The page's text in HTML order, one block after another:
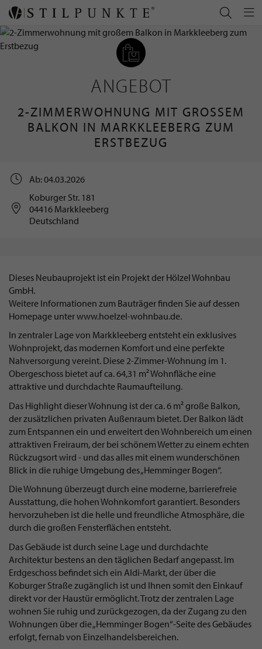
ANGEBOT
2-ZIMMERWOHNUNG MIT GROSSEM B
ALKON IN MARKKLEEBERG ZUM E
RSTBEZUG
Ab: 04.03.2026
Koburger Str. 181
04416 Markkleeberg
Deutschland
Dieses Neubauprojekt ist ein Projekt der Hölzel Wohnbau
GmbH.
Weitere Informationen zum Bauträger finden Sie auf dessen
Homepage unter www.hoelzel-wohnbau.de.
In zentraler Lage von Markkleeberg entsteht ein exklusives
Wohnprojekt, das modernen Komfort und eine perfekte
Nahversorgung vereint. Diese 2-Zimmer-Wohnung im 1.
Obergeschoss bietet auf ca. 64,31 m² Wohnfläche eine
attraktive und durchdachte Raumaufteilung.
Das Highlight dieser Wohnung ist der ca. 6 m² große Balkon,
der zusätzlichen privaten Außenraum bietet. Der Balkon lädt
zum Entspannen ein und erweitert den Wohnbereich um einen
attraktiven Freiraum, der bei schönem Wetter zu einem echten
Rückzugsort wird - und das alles mit einem wunderschönen
Blick in die ruhige Umgebung des „Hemminger Bogen“.
Die Wohnung überzeugt durch eine moderne, barrierefreie
Ausstattung, die hohen Wohnkomfort garantiert. Besonders
hervorzuheben ist die helle und freundliche Atmosphäre, die
durch die großen Fensterflächen entsteht.
Das Gebäude ist durch seine Lage und durchdachte
Architektur bestens an den täglichen Bedarf angepasst. Im
Erdgeschoss befindet sich ein Aldi-Markt, der über die
Koburger Straße zugänglich ist und Ihnen somit den Einkauf
direkt vor der Haustür ermöglicht. Trotz der zentralen Lage
wohnen Sie ruhig und zurückgezogen, da der Zugang zu den
Wohnungen über die „Hemminger Bogen“-Seite des Gebäudes
erfolgt, fernab von Einzelhandelsbereichen.